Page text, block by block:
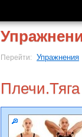
Перейти: Упражнения